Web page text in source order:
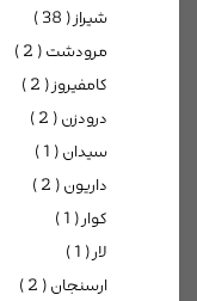
شیراز ( 38 )
مرودشت ( 2 )
کامفیروز ( 2 )
درودزن ( 2 )
سیدان ( 1 )
داریون ( 2 )
کوار ( 1 )
لار ( 1 )
ارسنجان ( 2 )